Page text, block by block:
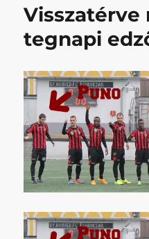
Visszatérve
tegnapi